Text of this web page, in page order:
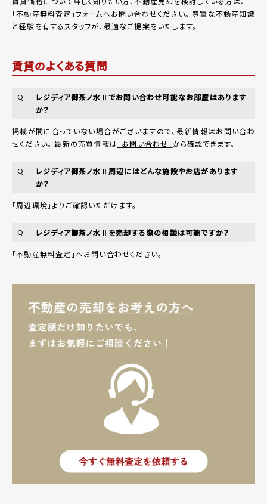
「不動産無料査定 」フォームへお問い合わせください。 豊富な不動産知識
と経験を有するスタッフが、最適なご提案をいたします。
賃貸のよくある質問
Q
レジディア御茶ノ水Ⅱでお問い合わせ可能なお部屋はあります
か？
掲載が間に合っていない場合がございますので、最新情報はお問い合わ
せください。 最新の売買情報は「お問い合わせ」 から確認できます。
Q
レジディア御茶ノ水Ⅱ周辺にはどんな施設やお店があります
か？
「周辺環境」よりご確認いただけます。
Q レジディア御茶ノ水Ⅱを売却する際の相談は可能ですか？
「不動産無料査定」へお問い合わせください。